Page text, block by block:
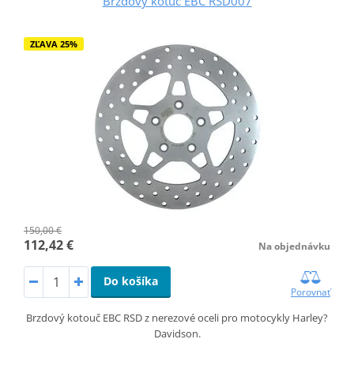
ZĽAVA 25%
150,00 €
112,42 € Na objednávku
Do košíka
Porovnať
Brzdový kotouč EBC RSD z nerezové oceli pro motocykly Harley?
Davidson.